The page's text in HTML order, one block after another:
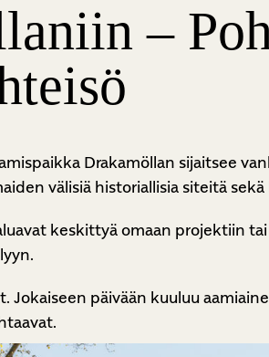
–
Drakamöllan sijaitsee
välisiä historiallisia siteitä
keskittyä omaan projektiin
Jokaiseen päivään kuuluu